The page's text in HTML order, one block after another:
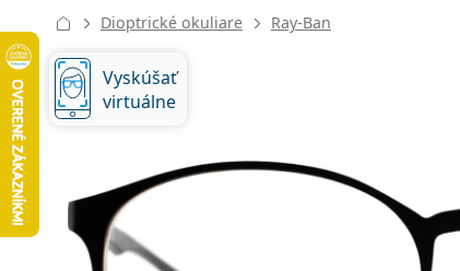
Dioptrické okuliare Ray-Ban
Vyskúšať
virtuálne